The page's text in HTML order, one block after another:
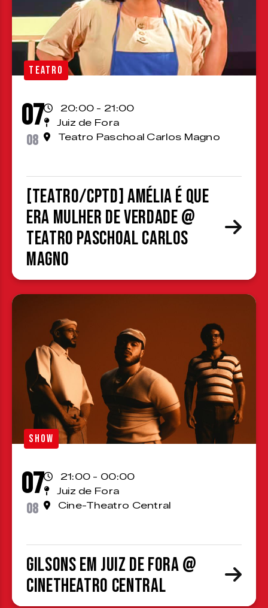
TEATRO
07
08
20:00 - 21:00
Juiz de Fora
Teatro Paschoal Carlos Magno
[TEATRO/CPTD] Amélia é que
era mulher de verdade @
Teatro Paschoal Carlos
Magno
SHOW
07
08
21:00 - 00:00
Juiz de Fora
Cine-Theatro Central
Gilsons em Juiz de Fora @
CineTheatro Central